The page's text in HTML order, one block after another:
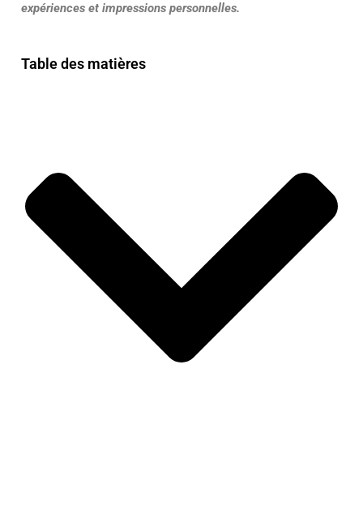
expériences et impressions personnelles.
Table des matières